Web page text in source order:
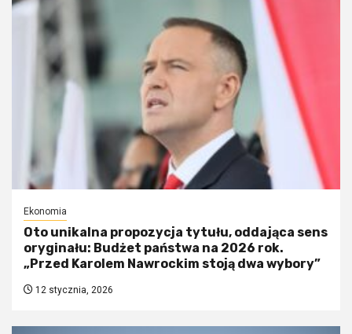
Ekonomia
Oto unikalna propozycja tytułu, oddająca sens
oryginału: Budżet państwa na 2026 rok.
„Przed Karolem Nawrockim stoją dwa wybory”
12 stycznia, 2026